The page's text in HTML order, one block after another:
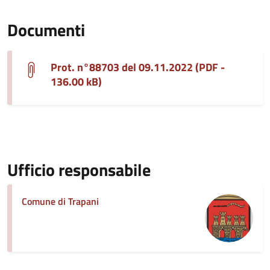
Documenti
Prot. n°88703 del 09.11.2022 (PDF -
136.00 kB)
Ufficio responsabile
Comune di Trapani